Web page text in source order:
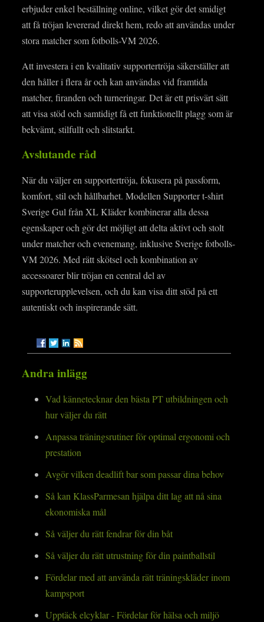
erbjuder enkel beställning online, vilket gör det smidigt
att få tröjan levererad direkt hem, redo att användas under
stora matcher som fotbolls-VM 2026.
Att investera i en kvalitativ supportertröja säkerställer att
den håller i flera år och kan användas vid framtida
matcher, firanden och turneringar. Det är ett prisvärt sätt
att visa stöd och samtidigt få ett funktionellt plagg som är
bekvämt, stilfullt och slitstarkt.
Avslutande råd
När du väljer en supportertröja, fokusera på passform,
komfort, stil och hållbarhet. Modellen Supporter t‑shirt
Sverige Gul från XL Kläder kombinerar alla dessa
egenskaper och gör det möjligt att delta aktivt och stolt
under matcher och evenemang, inklusive Sverige fotbolls-
VM 2026. Med rätt skötsel och kombination av
accessoarer blir tröjan en central del av
supporterupplevelsen, och du kan visa ditt stöd på ett
autentiskt och inspirerande sätt.
Andra inlägg
Vad kännetecknar den bästa PT utbildningen och
hur väljer du rätt
Anpassa träningsrutiner för optimal ergonomi och
prestation
Avgör vilken deadlift bar som passar dina behov
Så kan KlassParmesan hjälpa ditt lag att nå sina
ekonomiska mål
Så väljer du rätt fendrar för din båt
Så väljer du rätt utrustning för din paintballstil
Fördelar med att använda rätt träningskläder inom
kampsport
Upptäck elcyklar - Fördelar för hälsa och miljö